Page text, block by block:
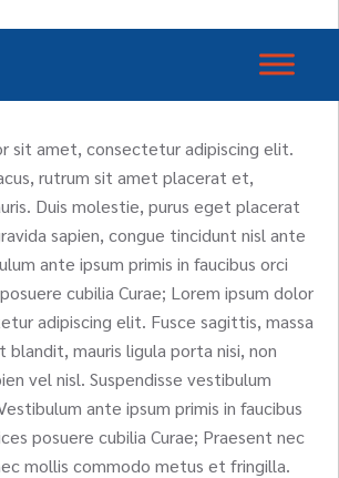
sit amet, consectetur adipiscing elit.
rutrum sit amet placerat et,
Duis molestie, purus eget placerat
sapien, congue tincidunt nisl ante
ante ipsum primis in faucibus orci
cubilia Curae; Lorem ipsum dolor
adipiscing elit. Fusce sagittis, massa
blandit, mauris ligula porta nisi, non
vel nisl. Suspendisse vestibulum
ante ipsum primis in faucibus
posuere cubilia Curae; Praesent nec
mollis commodo metus et fringilla.